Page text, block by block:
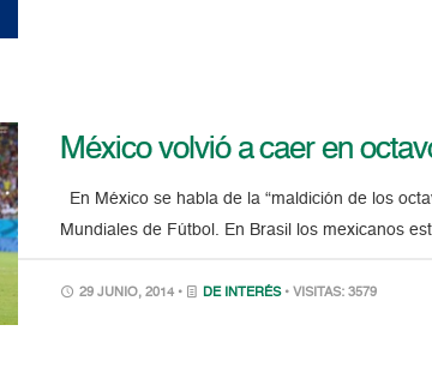
México volvió a caer en
En México se habla de la “maldición de los
Mundiales de Fútbol. En Brasil los mexicanos
29 JUNIO, 2014 • DE INTERÉS • VISITAS: 3579